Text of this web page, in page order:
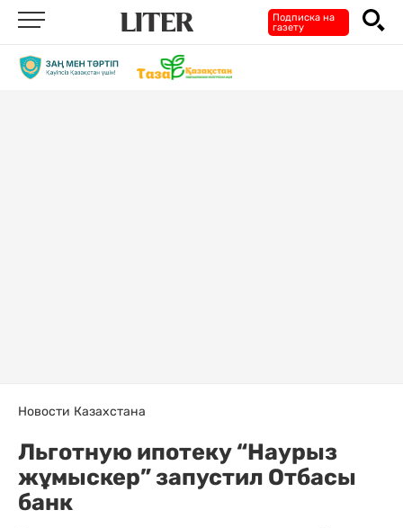
Подписка на
газету
Новости Казахстана
Льготную ипотеку “Наурыз
жұмыскер” запустил Отбасы
банк